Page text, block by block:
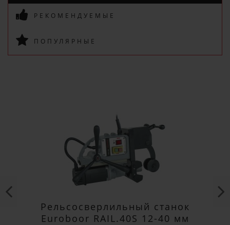
РЕКОМЕНДУЕМЫЕ
ПОПУЛЯРНЫЕ
Рельсосверлильный станок
Euroboor RAIL.40S 12-40 мм